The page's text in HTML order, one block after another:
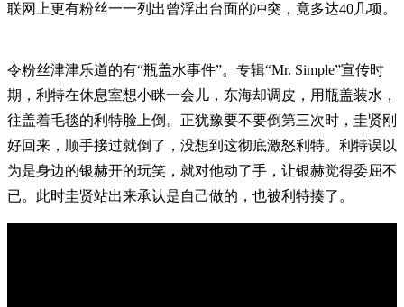
联网上更有粉丝一一列出曾浮出台面的冲突，竟多达40几项。
令粉丝津津乐道的有“瓶盖水事件”。专辑“Mr. Simple”宣传时
期，利特在休息室想小眯一会儿，东海却调皮，用瓶盖装水，
往盖着毛毯的利特脸上倒。正犹豫要不要倒第三次时，圭贤刚
好回来，顺手接过就倒了，没想到这彻底激怒利特。利特误以
为是身边的银赫开的玩笑，就对他动了手，让银赫觉得委屈不
已。此时圭贤站出来承认是自己做的，也被利特揍了。